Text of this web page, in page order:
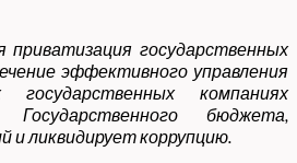
государственных
эффективного управления
государственных компаниях
бюджета,
и ликвидирует коррупцию.